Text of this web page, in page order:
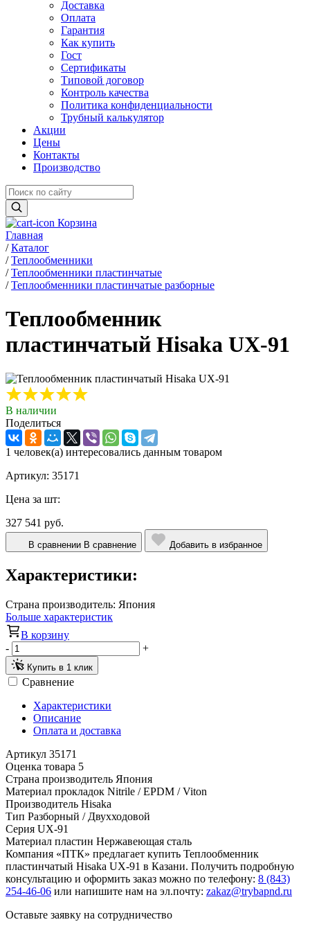
Доставка
Оплата
Гарантия
Как купить
Гост
Сертификаты
Типовой договор
Контроль качества
Политика конфиденциальности
Трубный калькулятор
Акции
Цены
Контакты
Производство
Корзина
Главная
/ Каталог
/ Теплообменники
/ Теплообменники пластинчатые
/ Теплообменники пластинчатые разборные
Теплообменник
пластинчатый Hisaka UX-91
В наличии
Поделиться
1 человек(а) интересовались данным товаром
Артикул: 35171
Цена за шт:
327 541 руб.
В сравнении В сравнение Добавить в избранное
Характеристики:
Страна производитель: Япония
Больше характеристик
В корзину
-
+
Купить в 1 клик
Сравнение
Характеристики
Описание
Оплата и доставка
Артикул 35171
Оценка товара 5
Страна производитель Япония
Материал прокладок Nitrile / EPDM / Viton
Производитель Hisaka
Тип Разборный / Двухходовой
Серия UX-91
Материал пластин Нержавеющая сталь
Компания «ПТК» предлагает купить Теплообменник
пластинчатый Hisaka UX-91 в Казани. Получить подробную
консультацию и оформить заказ можно по телефону: 8 (843)
254-46-06 или напишите нам на эл.почту: zakaz@trybapnd.ru
Оставьте заявку на сотрудничество